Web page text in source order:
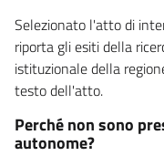
Selezionato l'atto di
riporta gli esiti della
istituzionale della
testo dell'atto.
Perché non sono
autonome?